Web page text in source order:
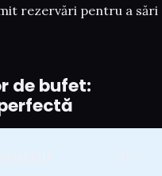
rezervări pentru a sări
de bufet: